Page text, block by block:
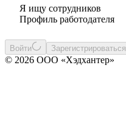
Я ищу сотрудников
Профиль работодателя
Войти Зарегистрироваться
© 2026 ООО «Хэдхантер»